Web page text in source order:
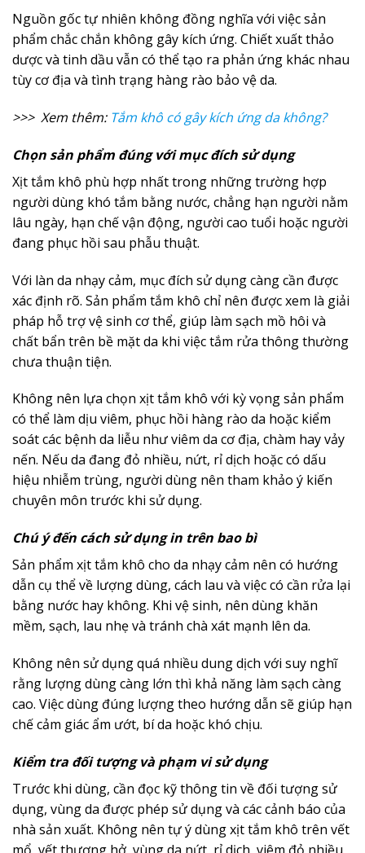
Nguồn gốc tự nhiên không đồng nghĩa với việc sản
phẩm chắc chắn không gây kích ứng. Chiết xuất thảo
dược và tinh dầu vẫn có thể tạo ra phản ứng khác nhau
tùy cơ địa và tình trạng hàng rào bảo vệ da.
>>> Xem thêm: Tắm khô có gây kích ứng da không?
Chọn sản phẩm đúng với mục đích sử dụng
Xịt tắm khô phù hợp nhất trong những trường hợp
người dùng khó tắm bằng nước, chẳng hạn người nằm
lâu ngày, hạn chế vận động, người cao tuổi hoặc người
đang phục hồi sau phẫu thuật.
Với làn da nhạy cảm, mục đích sử dụng càng cần được
xác định rõ. Sản phẩm tắm khô chỉ nên được xem là giải
pháp hỗ trợ vệ sinh cơ thể, giúp làm sạch mồ hôi và
chất bẩn trên bề mặt da khi việc tắm rửa thông thường
chưa thuận tiện.
Không nên lựa chọn xịt tắm khô với kỳ vọng sản phẩm
có thể làm dịu viêm, phục hồi hàng rào da hoặc kiểm
soát các bệnh da liễu như viêm da cơ địa, chàm hay vảy
nến. Nếu da đang đỏ nhiều, nứt, rỉ dịch hoặc có dấu
hiệu nhiễm trùng, người dùng nên tham khảo ý kiến
chuyên môn trước khi sử dụng.
Chú ý đến cách sử dụng in trên bao bì
Sản phẩm xịt tắm khô cho da nhạy cảm nên có hướng
dẫn cụ thể về lượng dùng, cách lau và việc có cần rửa lại
bằng nước hay không. Khi vệ sinh, nên dùng khăn
mềm, sạch, lau nhẹ và tránh chà xát mạnh lên da.
Không nên sử dụng quá nhiều dung dịch với suy nghĩ
rằng lượng dùng càng lớn thì khả năng làm sạch càng
cao. Việc dùng đúng lượng theo hướng dẫn sẽ giúp hạn
chế cảm giác ẩm ướt, bí da hoặc khó chịu.
Kiểm tra đối tượng và phạm vi sử dụng
Trước khi dùng, cần đọc kỹ thông tin về đối tượng sử
dụng, vùng da được phép sử dụng và các cảnh báo của
nhà sản xuất. Không nên tự ý dùng xịt tắm khô trên vết